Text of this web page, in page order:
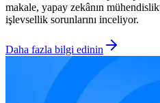
makale, yapay zekânın
işlevsellik sorunlarını inceliyor.
Daha fazla bilgi edinin